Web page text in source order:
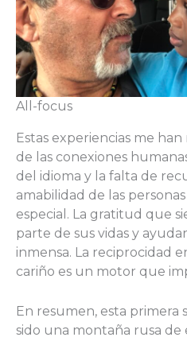
All-focus
Estas experiencias me
de las conexiones
del idioma y la falta de
amabilidad de las
especial. La gratitud que
parte de sus vidas y
inmensa. La reciprocidad
cariño es un motor que
En resumen, esta primera
sido una montaña rusa de